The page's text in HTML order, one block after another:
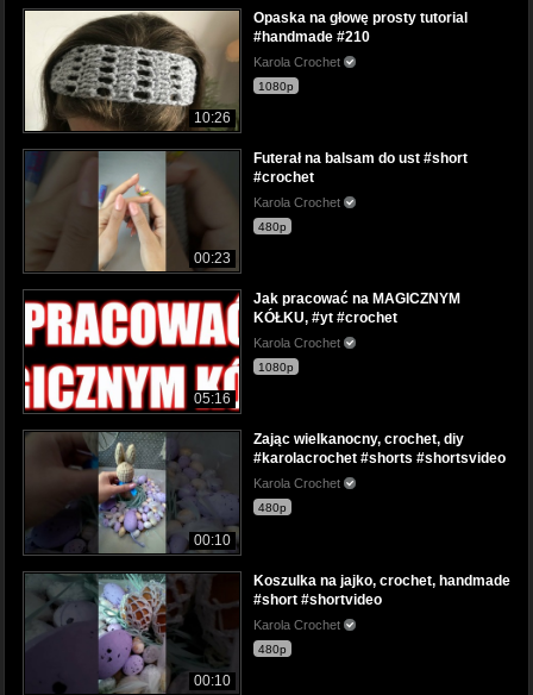
10:26
Opaska na głowę prosty tutorial
#handmade #210
Karola Crochet
1080p
00:23
Futerał na balsam do ust #short
#crochet
Karola Crochet
480p
05:16
Jak pracować na MAGICZNYM
KÓŁKU, #yt #crochet
Karola Crochet
1080p
00:10
Zając wielkanocny, crochet, diy
#karolacrochet #shorts #shortsvideo
Karola Crochet
480p
00:10
Koszulka na jajko, crochet, handmade
#short #shortvideo
Karola Crochet
480p